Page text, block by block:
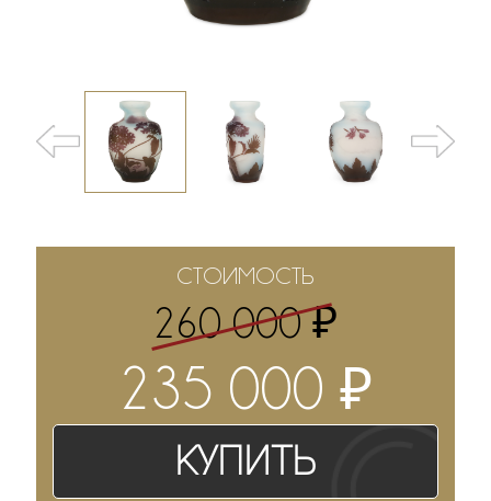
СТОИМОСТЬ
260 000₽
235 000 ₽
Купить